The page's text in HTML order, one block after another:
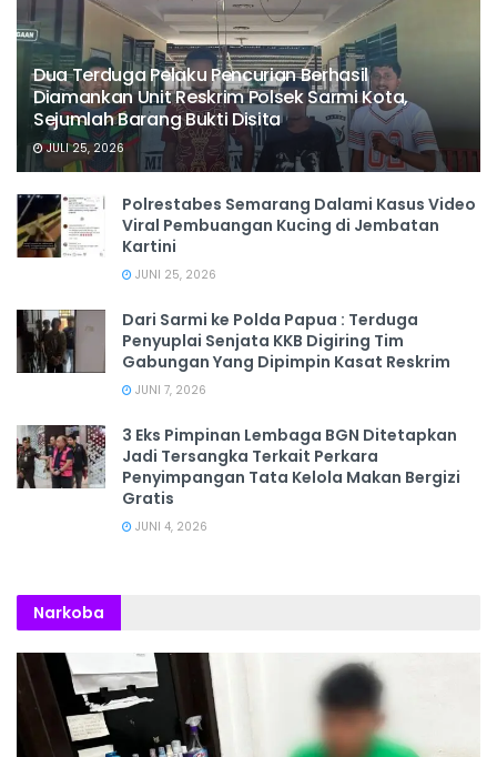
Dua Terduga Pelaku Pencurian Berhasil
Diamankan Unit Reskrim Polsek Sarmi Kota,
Sejumlah Barang Bukti Disita
JULI 25, 2026
Polrestabes Semarang Dalami Kasus Video
Viral Pembuangan Kucing di Jembatan
Kartini
JUNI 25, 2026
Dari Sarmi ke Polda Papua : Terduga
Penyuplai Senjata KKB Digiring Tim
Gabungan Yang Dipimpin Kasat Reskrim
JUNI 7, 2026
3 Eks Pimpinan Lembaga BGN Ditetapkan
Jadi Tersangka Terkait Perkara
Penyimpangan Tata Kelola Makan Bergizi
Gratis
JUNI 4, 2026
Narkoba